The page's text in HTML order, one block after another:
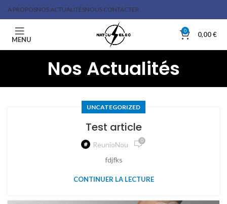
A PROPOSNOS ACTUALITÉSNOUS CONTACTER
MENU
0 0,00€
Nos Actualités
UNCATEGORIZED
Test article
ReunioNou 0
fdjfks
CONTINUER LA LECTURE